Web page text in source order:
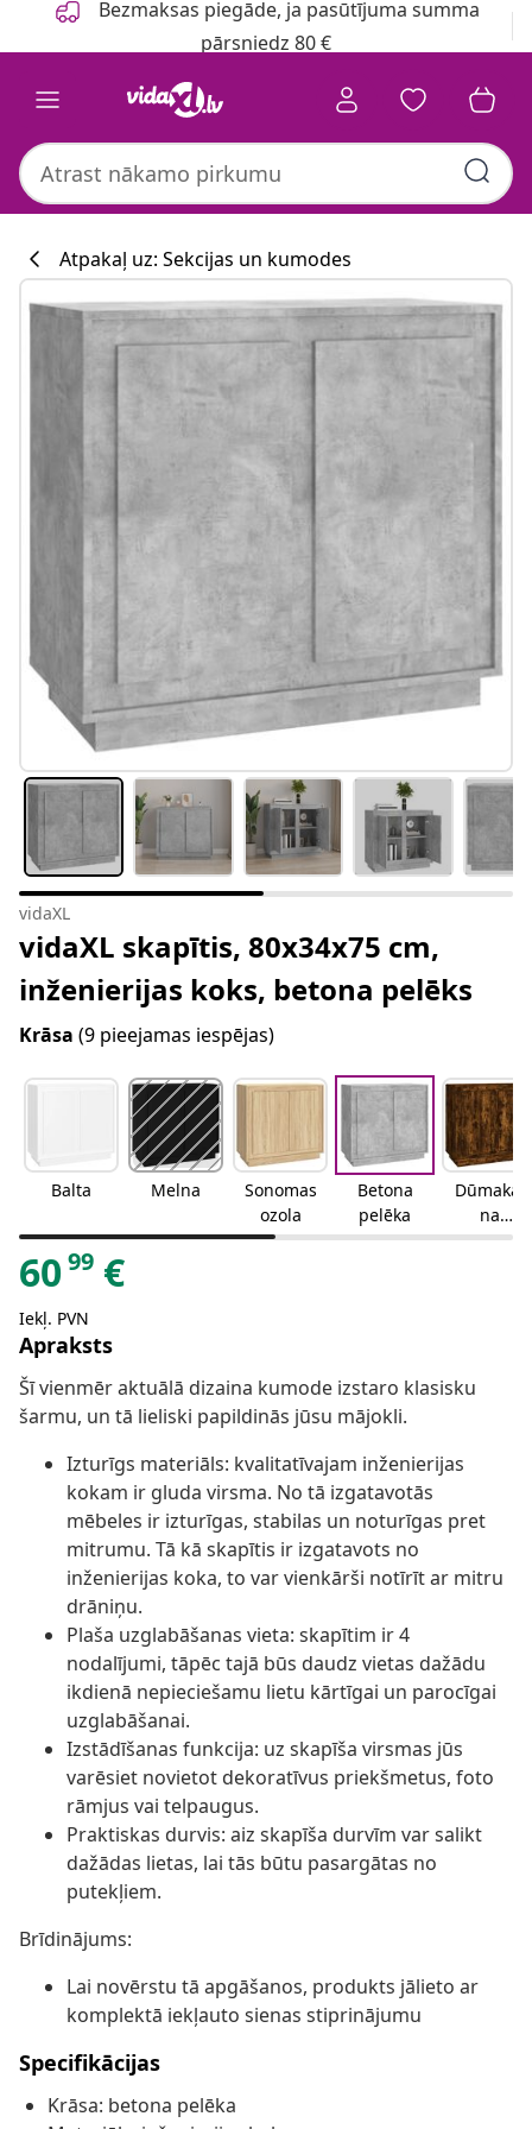
Bezmaksas piegāde, ja pasūtījuma summa
pārsniedz 80 €
Atpakaļ uz: Sekcijas un kumodes
vidaXL
vidaXL skapītis, 80x34x75 cm,
inženierijas koks, betona pelēks
Krāsa (9 pieejamas iespējas)
Balta Melna
Sonomas
ozola
Betona
pelēka
Dūmakai
na
ozolkoka
6099 €
Iekļ. PVN
Apraksts
Šī vienmēr aktuālā dizaina kumode izstaro klasisku
šarmu, un tā lieliski papildinās jūsu mājokli.
Izturīgs materiāls: kvalitatīvajam inženierijas
kokam ir gluda virsma. No tā izgatavotās
mēbeles ir izturīgas, stabilas un noturīgas pret
mitrumu. Tā kā skapītis ir izgatavots no
inženierijas koka, to var vienkārši notīrīt ar mitru
drāniņu.
Plaša uzglabāšanas vieta: skapītim ir 4
nodalījumi, tāpēc tajā būs daudz vietas dažādu
ikdienā nepieciešamu lietu kārtīgai un parocīgai
uzglabāšanai.
Izstādīšanas funkcija: uz skapīša virsmas jūs
varēsiet novietot dekoratīvus priekšmetus, foto
rāmjus vai telpaugus.
Praktiskas durvis: aiz skapīša durvīm var salikt
dažādas lietas, lai tās būtu pasargātas no
putekļiem.
Brīdinājums:
Lai novērstu tā apgāšanos, produkts jālieto ar
komplektā iekļauto sienas stiprinājumu
Specifikācijas
Krāsa: betona pelēka